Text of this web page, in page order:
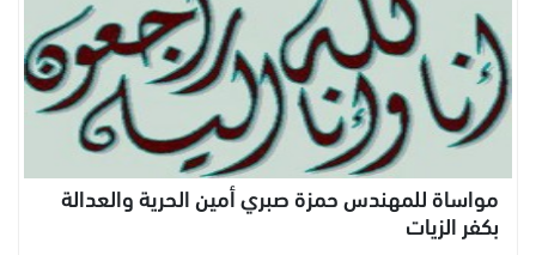
مواساة للمهندس حمزة صبري أمين الحرية والعدالة
بكفر الزيات